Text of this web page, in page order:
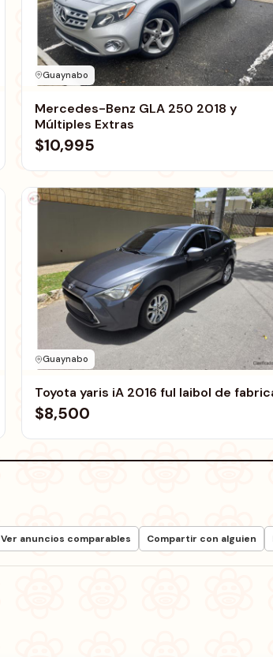
Guaynabo
Mercedes-Benz GLA 250 2018 y
Múltiples Extras
$10,995
Guaynabo
Toyota yaris iA 2016 ful laibol de
$8,500
Ver anuncios comparables Compartir con alguien